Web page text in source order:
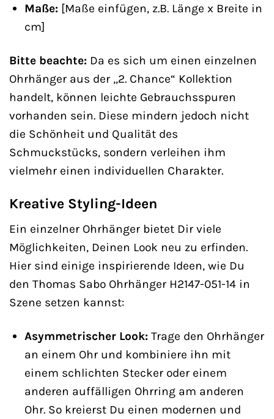
Maße:[Maße einfügen, z.B. Länge x Breite in
cm]
Bitte beachte: Da es sich um einen einzelnen
Ohrhänger aus der „2. Chance“ Kollektion
handelt, können leichte Gebrauchsspuren
vorhanden sein. Diese mindern jedoch nicht
die Schönheit und Qualität des
Schmuckstücks, sondern verleihen ihm
vielmehr einen individuellen Charakter.
Kreative Styling-Ideen
Ein einzelner Ohrhänger bietet Dir viele
Möglichkeiten, Deinen Look neu zu erfinden.
Hier sind einige inspirierende Ideen, wie Du
den Thomas Sabo Ohrhänger H2147-051-14 in
Szene setzen kannst:
Asymmetrischer Look:Trage den Ohrhänger
an einem Ohr und kombiniere ihn mit
einem schlichten Stecker oder einem
anderen auffälligen Ohrring am anderen
Ohr. So kreierst Du einen modernen und